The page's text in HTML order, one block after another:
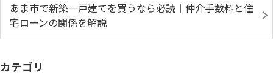
あま市で新築一戸建てを買うなら必読｜仲介手数料と住
宅ローンの関係を解説
カテゴリ